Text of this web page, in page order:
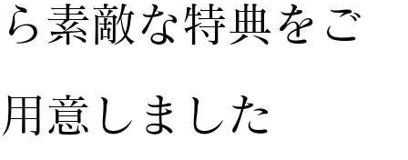
ら素敵な特典をご
用意しました